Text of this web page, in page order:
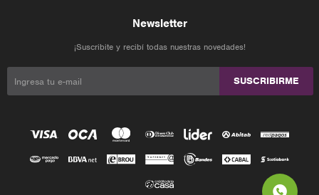
Newsletter
¡Suscribite y recibí todas nuestras novedades!
SUSCRIBIRME